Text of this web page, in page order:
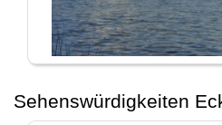
Sehenswürdigkeiten